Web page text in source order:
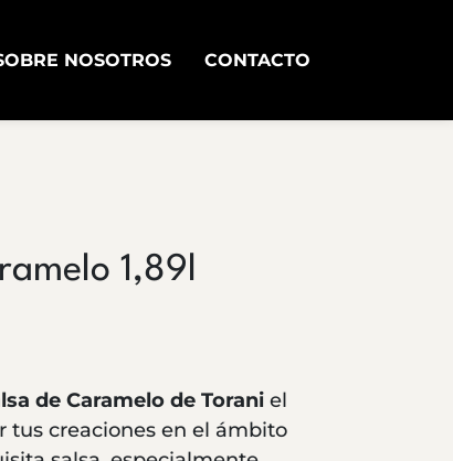
NOSOTROS CONTACTO
1,89l
de Caramelo de Torani el
tus creaciones en el ámbito